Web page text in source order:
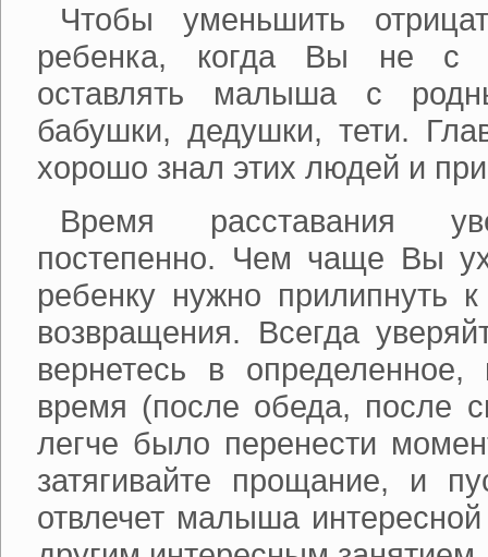
Чтобы уменьшить
ребенка, когда Вы не с
оставлять малыша с
бабушки, дедушки, тети.
хорошо знал этих людей и
Время расставания
постепенно. Чем чаще Вы
ребенку нужно прилипнуть
возвращения. Всегда
вернетесь в
время (после обеда, после
легче было перенести
затягивайте прощание, и
отвлечет малыша